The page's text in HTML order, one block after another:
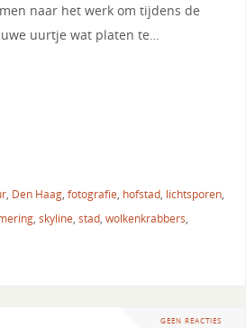
naar het werk om tijdens de
uurtje wat platen te…
, Den Haag, fotografie, hofstad, lichtsporen,
, skyline, stad, wolkenkrabbers,
GEEN REACTIES